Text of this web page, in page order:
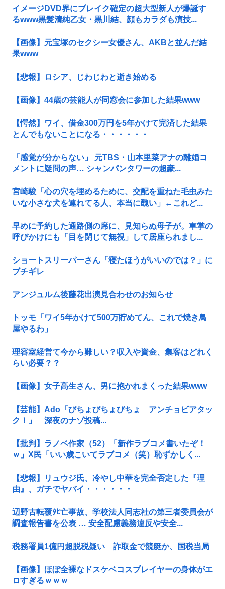
イメージDVD界にブレイク確定の超大型新人が爆誕す
るwww黒髪清純乙女・黒川結、顔もカラダも演技...
【画像】元宝塚のセクシー女優さん、AKBと並んだ結
果www
【悲報】ロシア、じわじわと逝き始める
【画像】44歳の芸能人が同窓会に参加した結果www
【愕然】ワイ、借金300万円を5年かけて完済した結果
とんでもないことになる・・・・・・
「感覚が分からない」 元TBS・山本里菜アナの離婚コ
メントに疑問の声… シャンパンタワーの超豪...
宮崎駿「心の穴を埋めるために、交配を重ねた毛虫みた
いな小さな犬を連れてる人、本当に醜い」←これど...
早めに予約した通路側の席に、見知らぬ母子が。車掌の
呼びかけにも「目を閉じて無視」して居座られまし...
ショートスリーパーさん「寝たほうがいいのでは？」に
ブチギレ
アンジュルム後藤花出演見合わせのお知らせ
トッモ「ワイ5年かけて500万貯めてん、これで焼き鳥
屋やるわ」
理容室経営て今から難しい？収入や資金、集客はどれく
らい必要？？
【画像】女子高生さん、男に抱かれまくった結果www
【芸能】Ado「びちょびちょびちょ アンチョビアタッ
ク！」 深夜のナゾ投稿...
【批判】ラノベ作家（52）「新作ラブコメ書いたぞ！
ｗ」X民「いい歳こいてラブコメ（笑）恥ずかしく...
【悲報】リュウジ氏、冷やし中華を完全否定した『理
由』、ガチでヤバイ・・・・・・
辺野古転覆ﾀﾋ亡事故、学校法人同志社の第三者委員会が
調査報告書を公表 … 安全配慮義務違反や安全...
税務署員1億円超脱税疑い 詐取金で競艇か、国税当局
【画像】ほぼ全裸なドスケベコスプレイヤーの身体がエ
ロすぎるｗｗｗ